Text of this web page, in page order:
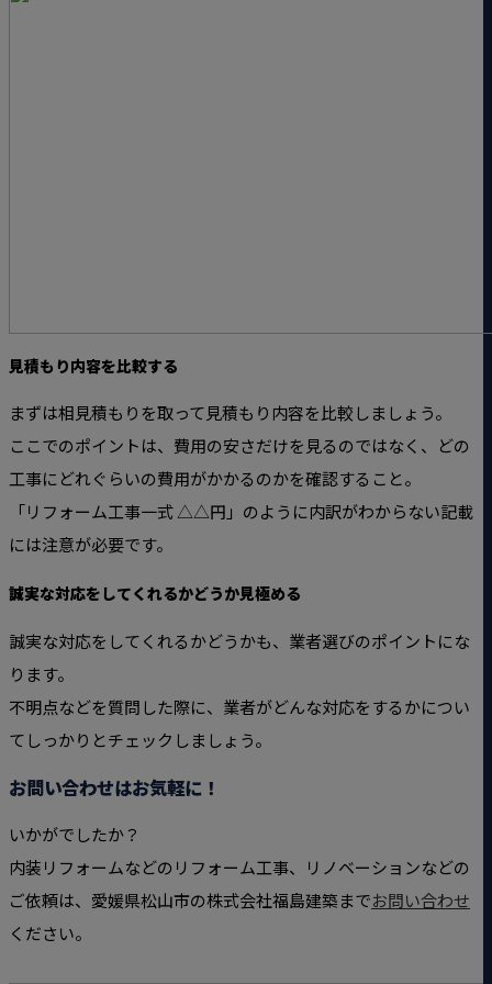
見積もり内容を比較する
まずは相見積もりを取って見積もり内容を比較しましょう。
ここでのポイントは、費用の安さだけを見るのではなく、どの
工事にどれぐらいの費用がかかるのかを確認すること。
「リフォーム工事一式 △△円」のように内訳がわからない記載
には注意が必要です。
誠実な対応をしてくれるかどうか見極める
誠実な対応をしてくれるかどうかも、業者選びのポイントにな
ります。
不明点などを質問した際に、業者がどんな対応をするかについ
てしっかりとチェックしましょう。
お問い合わせはお気軽に！
いかがでしたか？
内装リフォームなどのリフォーム工事、リノベーションなどの
ご依頼は、愛媛県松山市の株式会社福島建築までお問い合わせ
ください。